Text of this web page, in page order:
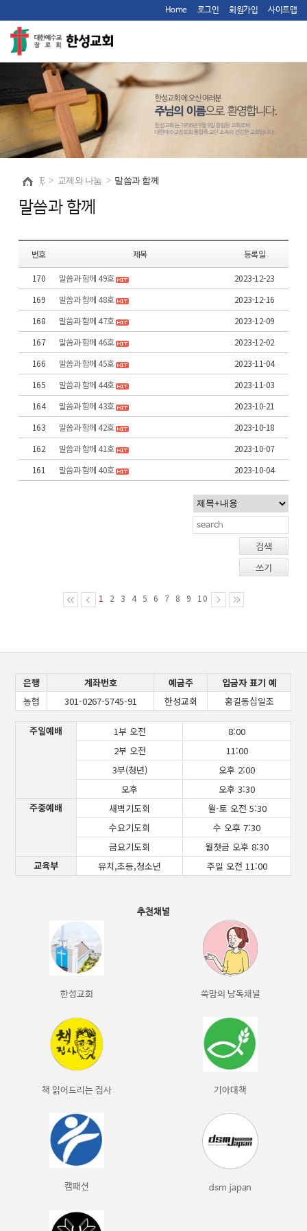
Home 로그인 회원가입 사이트맵
Ȩ > 교제와 나눔 > 말씀과 함께
말씀과 함께
번호 제목 등록일
170 말씀과 함께 49호
2023-12-23
169
말씀과 함께 48호
2023-12-16
168
말씀과 함께 47호
2023-12-09
167
말씀과 함께 46호
2023-12-02
166
말씀과 함께 45호
2023-11-04
165
말씀과 함께 44호
2023-11-03
164
말씀과 함께 43호
2023-10-21
163
말씀과 함께 42호
2023-10-18
162
말씀과 함께 41호
2023-10-07
161
말씀과 함께 40호 2023-10-04
검색
쓰기
1 2 3 4 5 6 7 8 9 10
은행 계좌번호 예금주
입금자 표기 예
농협
301-0267-5745-91 한성교회 홍길동십일조
주일예배 1부 오전
8:00
2부 오전
11:00
3부(청년)
오후 2:00
오후
오후 3:30
주중예배
새벽기도회
월-토 오전 5:30
수요기도회
수 오후 7:30
금요기도회
월첫금 오후 8:30
교육부
유치,초등,청소년 주일 오전 11:00
추천채널
한성교회 쑥맘의 낭독채널
책 읽어드리는 집사 기아대책
캠패션 dsm japan